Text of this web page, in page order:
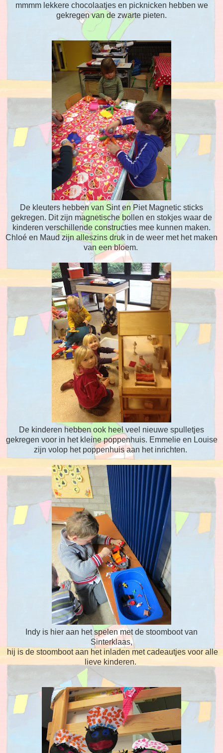
mmmm lekkere chocolaatjes en picknicken hebben we
gekregen van de zwarte pieten.
De kleuters hebben van Sint en Piet Magnetic sticks
gekregen. Dit zijn magnetische bollen en stokjes waar de
kinderen verschillende constructies mee kunnen maken.
Chloé en Maud zijn alleszins druk in de weer met het maken
van een bloem.
De kinderen hebben ook heel veel nieuwe spulletjes
gekregen voor in het kleine poppenhuis. Emmelie en Louise
zijn volop het poppenhuis aan het inrichten.
Indy is hier aan het spelen met de stoomboot van
Sinterklaas,
hij is de stoomboot aan het inladen met cadeautjes voor alle
lieve kinderen.